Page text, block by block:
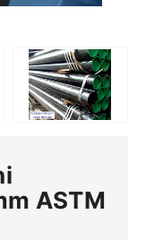
ASTM